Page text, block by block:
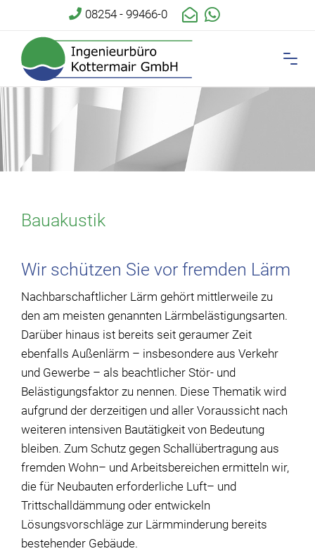
08254 - 99466-0
Bauakustik
Wir schützen Sie vor fremden Lärm
Nachbarschaftlicher Lärm gehört mittlerweile zu
den am meisten genannten Lärmbelästigungsarten.
Darüber hinaus ist bereits seit geraumer Zeit
ebenfalls Außenlärm – insbesondere aus Verkehr
und Gewerbe – als beachtlicher Stör- und
Belästigungsfaktor zu nennen. Diese Thematik wird
aufgrund der derzeitigen und aller Voraussicht nach
weiteren intensiven Bautätigkeit von Bedeutung
bleiben. Zum Schutz gegen Schallübertragung aus
fremden Wohn– und Arbeitsbereichen ermitteln wir,
die für Neubauten erforderliche Luft– und
Trittschalldämmung oder entwickeln
Lösungsvorschläge zur Lärmminderung bereits
bestehender Gebäude.